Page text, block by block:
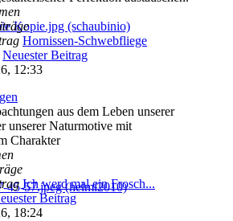
Hornissen-Schwebfliege
Neuester Beitrag
12:33
aus dem Leben unserer
unserer Naturmotive mit
Charakter
Ich werd mal ein Frosch...
Beitrag
18:24